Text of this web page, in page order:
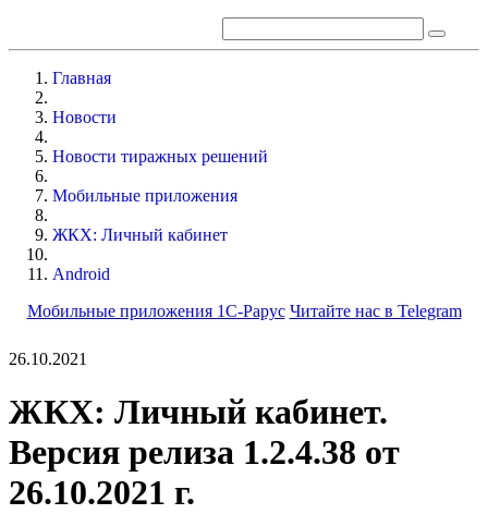
Главная
Новости
Новости тиражных решений
Мобильные приложения
ЖКХ: Личный кабинет
Android
Мобильные приложения 1С-Рарус Читайте нас в Telegram
26.10.2021
ЖКХ: Личный кабинет.
Версия релиза 1.2.4.38 от
26.10.2021 г.